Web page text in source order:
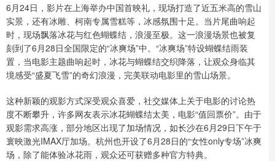
6月24日，影片在上海举办中国首映礼，现场打造了近五米高的雪山
实景，还有冰雕、柯南专属雪糕等，冰感氛围十足。当片尾曲响起
时，现场飘落冰花与红色蝴蝶结，浪漫至极。这一浪漫场景也被复
刻到了6月28日全国限定的“冰爽场”中。“冰爽场”特设蝴蝶结雨装
置，当电影主题曲响起时，冰花与蝴蝶结交织降落，让观众身临其
境感受“盛夏飞雪”的奇幻浪漫，完美联动电影里的雪山场景。
这种新颖的观影方式深受观众喜爱，社交媒体上关于电影的讨论热
度不断攀升，许多网友表示冰花蝴蝶结太美，电影“值回票价”。由于
观影需求高涨，部分地区出现了加场情况，如长沙在6月29日下午于
寰映激光IMAX厅加场。杭州也开设了6月28日的“女性only专场”冰爽
场，除了能体验冰花雨，观众还可获赠多种官方特典。